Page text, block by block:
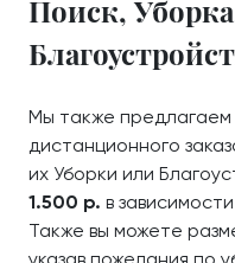
Поиск,
Мы также предлагаем
дистанционного
их Уборки или
1.500 р. в
Также вы можете